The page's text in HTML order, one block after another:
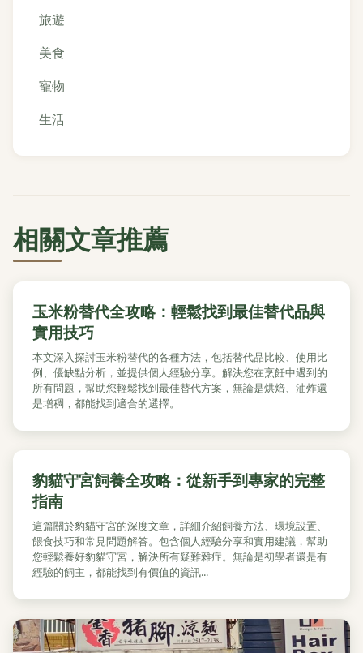
旅遊
美食
寵物
生活
相關文章推薦
玉米粉替代全攻略：輕鬆找到最佳替代品與
實用技巧
本文深入探討玉米粉替代的各種方法，包括替代品比較、使用比
例、優缺點分析，並提供個人經驗分享。解決您在烹飪中遇到的
所有問題，幫助您輕鬆找到最佳替代方案，無論是烘焙、油炸還
是增稠，都能找到適合的選擇。
豹貓守宮飼養全攻略：從新手到專家的完整
指南
這篇關於豹貓守宮的深度文章，詳細介紹飼養方法、環境設置、
餵食技巧和常見問題解答。包含個人經驗分享和實用建議，幫助
您輕鬆養好豹貓守宮，解決所有疑難雜症。無論是初學者還是有
經驗的飼主，都能找到有價值的資訊...